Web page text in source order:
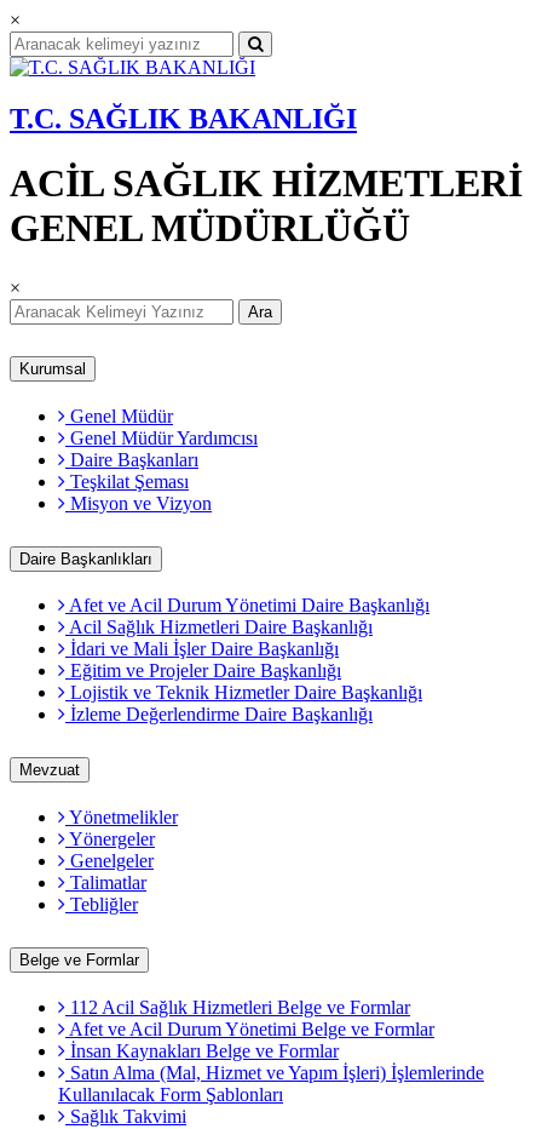
×
T.C. SAĞLIK BAKANLIĞI
ACİL SAĞLIK HİZMETLERİ
GENEL MÜDÜRLÜĞÜ
×
Ara
Kurumsal
Genel Müdür
Genel Müdür Yardımcısı
Daire Başkanları
Teşkilat Şeması
Misyon ve Vizyon
Daire Başkanlıkları
Afet ve Acil Durum Yönetimi Daire Başkanlığı
Acil Sağlık Hizmetleri Daire Başkanlığı
İdari ve Mali İşler Daire Başkanlığı
Eğitim ve Projeler Daire Başkanlığı
Lojistik ve Teknik Hizmetler Daire Başkanlığı
İzleme Değerlendirme Daire Başkanlığı
Mevzuat
Yönetmelikler
Yönergeler
Genelgeler
Talimatlar
Tebliğler
Belge ve Formlar
112 Acil Sağlık Hizmetleri Belge ve Formlar
Afet ve Acil Durum Yönetimi Belge ve Formlar
İnsan Kaynakları Belge ve Formlar
Satın Alma (Mal, Hizmet ve Yapım İşleri) İşlemlerinde
Kullanılacak Form Şablonları
Sağlık Takvimi